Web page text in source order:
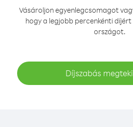
Vásároljon egyenlegcsomagot
hogy a legjobb percenkénti
országot.
Díjszabás